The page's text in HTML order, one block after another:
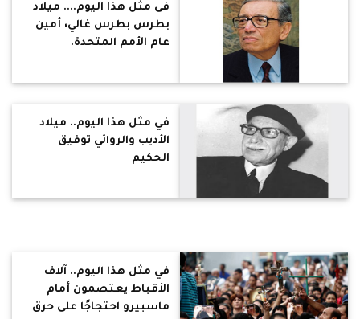
فى مثل هذا اليوم.... ميلاد
بطرس بطرس غالي، أمين
عام الأمم المتحدة.
في مثل هذا اليوم.. ميلاد
الأديب والروائي توفيق
الحكيم
في مثل هذا اليوم.. آلاف
الأقباط يعتصمون أمام
ماسبيرو احتجاجًا على حرق